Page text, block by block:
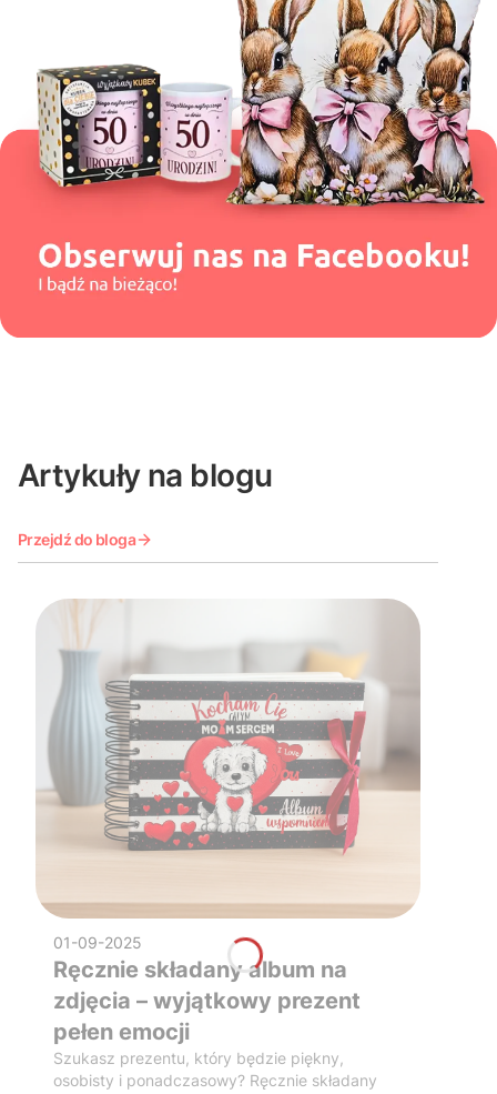
Artykuły na blogu
Przejdź do bloga
01-09-2025
Ręcznie składany album na
zdjęcia – wyjątkowy prezent
pełen emocji
Szukasz prezentu, który będzie piękny,
osobisty i ponadczasowy? Ręcznie składany